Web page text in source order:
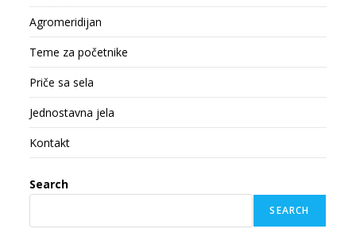
Agromeridijan
Teme za početnike
Priče sa sela
Jednostavna jela
Kontakt
Search
SEARCH